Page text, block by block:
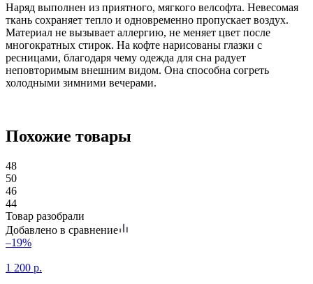
Наряд выполнен из приятного, мягкого велсофта. Невесомая
ткань сохраняет тепло и одновременно пропускает воздух.
Материал не вызывает аллергию, не меняет цвет после
многократных стирок. На кофте нарисованы глазки с
ресницами, благодаря чему одежда для сна радует
неповторимым внешним видом. Она способна согреть
холодными зимними вечерами.
Похожие товары
48
50
46
44
Товар разобрали
Добавлено в сравнение
–19%
1 200 р.